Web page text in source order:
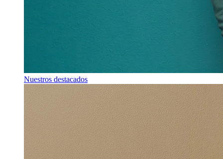
Nuestros destacados